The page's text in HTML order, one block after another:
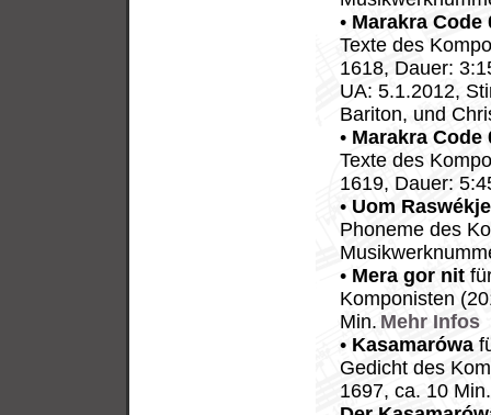
• Marakra Code
Texte des
1618, Dauer:
UA: 5.1.2012,
Bariton, und
• Marakra Code
Texte des
1619, Dauer:
• Uom Raswékje
Phoneme des
• Mera gor nit
Komponisten
Min. Mehr Infos
• Kasamarówa
Gedicht des
1697, ca. 10